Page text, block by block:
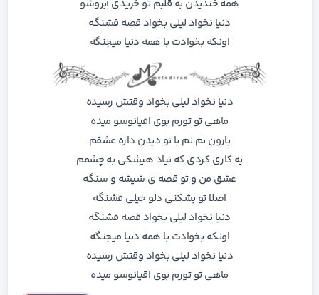
همه خندیدن به قلبم تو خریدی آبروشو
دنیا نخواد لیلی بخواد قصه قشنگه
اونکه بخوادت با همه دنیا میجنگه
دنیا نخواد لیلی بخواد وقتش رسیده
ماهی تو تورم بوی اقیانوسو میده
بارون نم نم با تو دیدن داره عشقم
یه کاری کردی که نیاد هیشکی به چشمم
عشق من و تو قصه ی شیشه و سنگه
اصلا تو بشکنی دلو خیلی قشنگه
دنیا نخواد لیلی بخواد قصه قشنگه
اونکه بخوادت با همه دنیا میجنگه
دنیا نخواد لیلی بخواد وقتش رسیده
ماهی تو تورم بوی اقیانوسو میده